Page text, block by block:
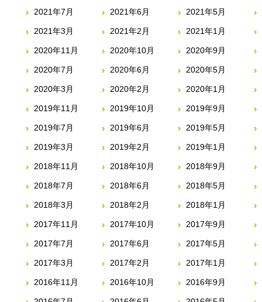
2021年7月 2021年6月 2021年5月
2021年3月 2021年2月 2021年1月
2020年11月 2020年10月 2020年9月
2020年7月 2020年6月 2020年5月
2020年3月 2020年2月 2020年1月
2019年11月 2019年10月 2019年9月
2019年7月 2019年6月 2019年5月
2019年3月 2019年2月 2019年1月
2018年11月 2018年10月 2018年9月
2018年7月 2018年6月 2018年5月
2018年3月 2018年2月 2018年1月
2017年11月 2017年10月 2017年9月
2017年7月 2017年6月 2017年5月
2017年3月 2017年2月 2017年1月
2016年11月 2016年10月 2016年9月